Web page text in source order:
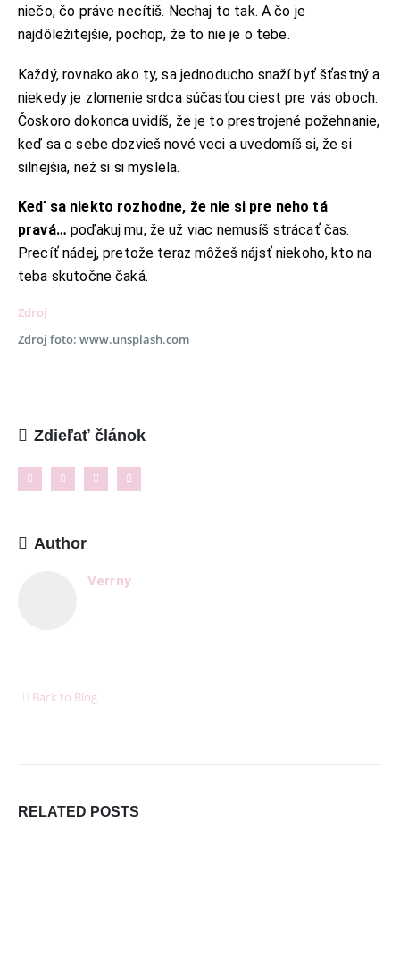
niečo, čo práve necítiš. Nechaj to tak. A čo je
najdôležitejšie, pochop, že to nie je o tebe.
Každý, rovnako ako ty, sa jednoducho snaží byť šťastný a
niekedy je zlomenie srdca súčasťou ciest pre vás oboch.
Čoskoro dokonca uvidíš, že je to prestrojené požehnanie,
keď sa o sebe dozvieš nové veci a uvedomíš si, že si
silnejšia, než si si myslela.
Keď sa niekto rozhodne, že nie si pre neho tá
pravá… poďakuj mu, že už viac nemusíš strácať čas.
Precíť nádej, pretože teraz môžeš nájsť niekoho, kto na
teba skutočne čaká.
Zdroj
Zdroj foto: www.unsplash.com
Zdieľať článok
Author
Verrny
Back to Blog
RELATED POSTS
KONTAKT
ADRESA:
TELEFÓN:
+421 901 762 147
EMAIL:
ahoj@lalala.sk
SME DOSTUPNÍ:
Pon - Pia/ 9:00 - 15:00
INFORMAČNÉ MENU
O Lalala
Reklama
Kontakt
NAJNOVŠIE ČLÁNKY
proporcionalita a štýl v teplých dňoch
6. januára 2026